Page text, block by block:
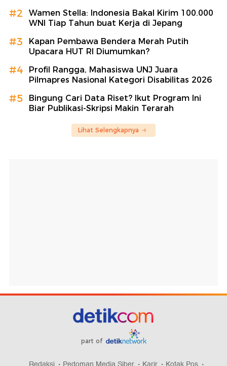
#2
Wamen Stella: Indonesia Bakal Kirim 100.000
WNI Tiap Tahun buat Kerja di Jepang
#3
Kapan Pembawa Bendera Merah Putih
Upacara HUT RI Diumumkan?
#4
Profil Rangga, Mahasiswa UNJ Juara
Pilmapres Nasional Kategori Disabilitas 2026
#5
Bingung Cari Data Riset? Ikut Program Ini
Biar Publikasi-Skripsi Makin Terarah
Lihat Selengkapnya
part of